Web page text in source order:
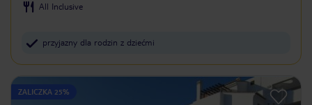
All Inclusive
przyjazny dla rodzin z dziećmi
ZALICZKA 25%